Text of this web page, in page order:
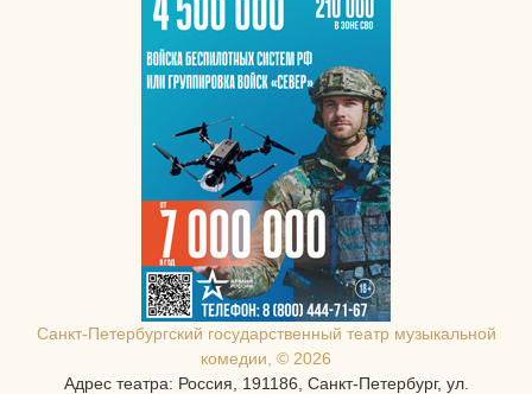
Санкт-Петербургcкий государственный театр музыкальной
комедии, © 2026
Адрес театра: Россия, 191186, Санкт-Петербург, ул.